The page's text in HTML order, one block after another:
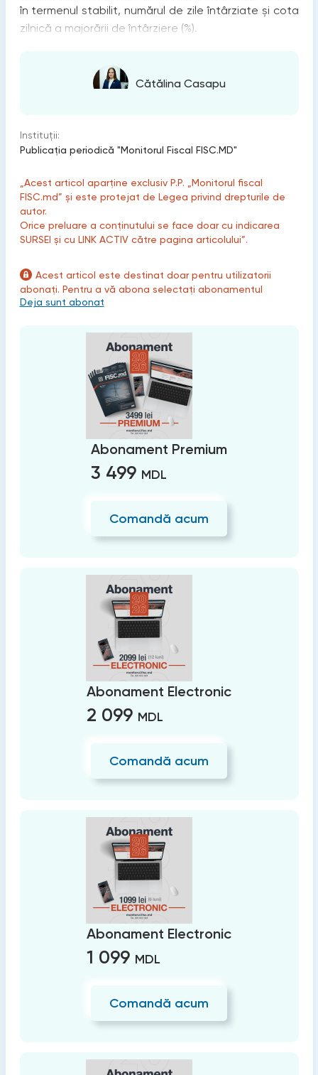
în termenul stabilit, numărul de zile întârziate și cota
zilnică a majorării de întârziere (%).
Cătălina Casapu
Instituții:
Publicaţia periodică "Monitorul Fiscal FISC.MD"
„Acest articol aparține exclusiv P.P. „Monitorul fiscal
FISC.md” și este protejat de Legea privind drepturile de
autor.
Orice preluare a conținutului se face doar cu indicarea
SURSEI și cu LINK ACTIV către pagina articolului”.
Acest articol este destinat doar pentru utilizatorii
abonați. Pentru a vă abona selectați abonamentul
Deja sunt abonat
Abonament Premium
3 499 MDL
Comandă acum
Abonament Electronic
2 099 MDL
Comandă acum
Abonament Electronic
1 099 MDL
Comandă acum